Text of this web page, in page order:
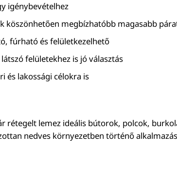
igénybevételhez
köszönhetően megbízhatóbb magasabb
fúrható és felületkezelhető
felületekhez is jó választás
és lakossági célokra is
rétegelt lemez ideális bútorok, polcok,
nedves környezetben történő